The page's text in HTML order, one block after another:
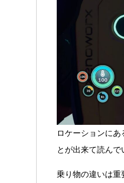
ロケーションに
とが出来て読ん
乗り物の違いは重